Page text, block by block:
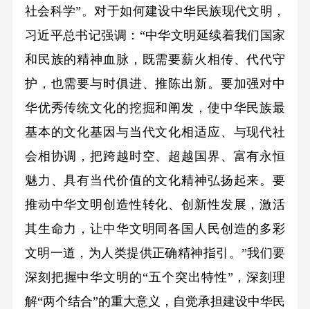
社会科学”。对于如何建设中华民族现代文明，
习近平总书记强调：“中华文明延续着我们国家
和民族的精神血脉，既需要薪火相传、代代守
护，也需要与时俱进、推陈出新。要加强对中
华优秀传统文化的挖掘和阐发，使中华民族最
基本的文化基因与当代文化相适应、与现代社
会相协调，把跨越时空、超越国界、富有永恒
魅力、具有当代价值的文化精神弘扬起来。要
推动中华文明创造性转化、创新性发展，激活
其生命力，让中华文明同各国人民创造的多彩
文明一道，为人类提供正确精神指引。”我们要
深刻把握中华文明的“五个突出特性”，深刻理
解“两个结合”的重大意义，自觉承担建设中华民